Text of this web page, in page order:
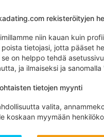
rekisteröityjen
niin kauan kuin
tietojasi, jotta pääset
on helppo tehdä
ja ilmaiseksi ja
tietojen myynti
valita,
koskaan myymään